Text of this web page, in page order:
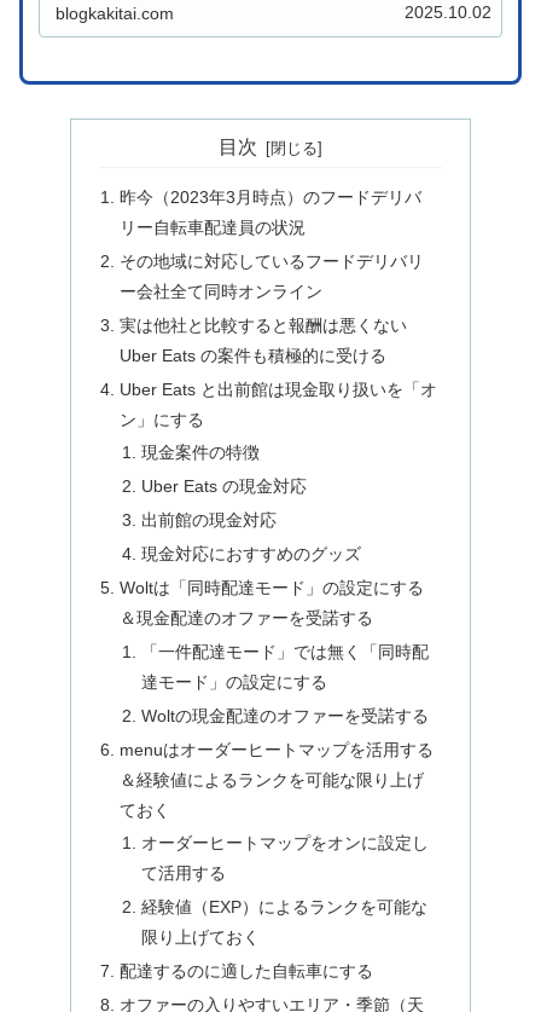
ログにおいてはUber Eats や出前館...
blogkakitai.com 2025.10.02
目次
昨今（2023年3月時点）のフードデリバ
リー自転車配達員の状況
その地域に対応しているフードデリバリ
ー会社全て同時オンライン
実は他社と比較すると報酬は悪くない
Uber Eats の案件も積極的に受ける
Uber Eats と出前館は現金取り扱いを「オ
ン」にする
現金案件の特徴
Uber Eats の現金対応
出前館の現金対応
現金対応におすすめのグッズ
Woltは「同時配達モード」の設定にする
＆現金配達のオファーを受諾する
「一件配達モード」では無く「同時配
達モード」の設定にする
Woltの現金配達のオファーを受諾する
menuはオーダーヒートマップを活用する
＆経験値によるランクを可能な限り上げ
ておく
オーダーヒートマップをオンに設定し
て活用する
経験値（EXP）によるランクを可能な
限り上げておく
配達するのに適した自転車にする
オファーの入りやすいエリア・季節（天